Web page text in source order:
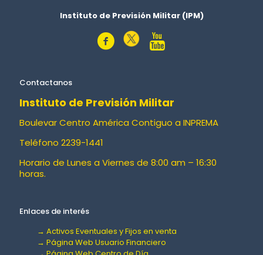
Instituto de Previsión Militar (IPM)
Contactanos
Instituto de Previsión Militar
Boulevar Centro América Contiguo a INPREMA
Teléfono 2239-1441
Horario de Lunes a Viernes de 8:00 am – 16:30
horas.
Enlaces de interés
→ Activos Eventuales y Fijos en venta
→ Página Web Usuario Financiero